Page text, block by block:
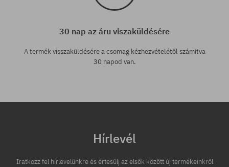
30 nap az áru viszaküldésére
A termék visszaküldésére a csomag kézhezvételétől számítva
30 napod van.
Hírlevél
Iratkozz fel hírlevelünkre és értesülj az elsők között új termékeinkről